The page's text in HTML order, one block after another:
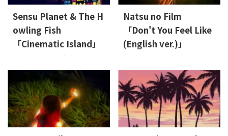
は、そんな大人の強がりの裏
にある「心の脆さ」と愛おし
い機微を繊細に描いた楽曲で
す。何歳になっても隠しきれな
い不器用な本音を、メロディに
隣に ...
っています。ぜひ、お気に入り
のサブスクでお聴きくださ
下 創Arrange: 溝下 創 About
the Music 「大人の恋愛」とい
をこねたり――。本作は、そんな
大人の強がりの裏にある「心
の脆さ」と愛おしい機微を ...
Sensu Planet & The H
owling Fish
「Cinematic Island」
Island" is out now. Released
on: 2026-5-1 Lyrics: Osier,
Sensu PlanetMusic: Sensu
PlanetArrange: Sensu Planet
& The Howling Fish, 五十嵐 耕
平 About the Music 2人の愛の
Natsu no Film
「Don't You Feel Like
(English ver.)」
ver.) "Don't You Feel Like
(English ver.)" is out now.
Released on: 2026-2-13 Lyrics:
Leon Munandar, rukinoMusic:
rukinoArrange: HIEDA JAN:
4573529370887 About the